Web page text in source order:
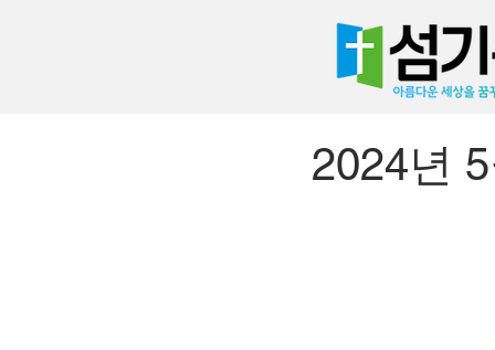
2024년